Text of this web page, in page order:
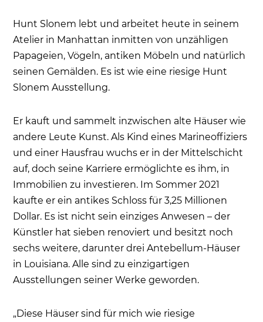
Hunt Slonem lebt und arbeitet heute in seinem
Atelier in Manhattan inmitten von unzähligen
Papageien, Vögeln, antiken Möbeln und natürlich
seinen Gemälden. Es ist wie eine riesige Hunt
Slonem Ausstellung.
Er kauft und sammelt inzwischen alte Häuser wie
andere Leute Kunst. Als Kind eines Marineoffiziers
und einer Hausfrau wuchs er in der Mittelschicht
auf, doch seine Karriere ermöglichte es ihm, in
Immobilien zu investieren. Im Sommer 2021
kaufte er ein antikes Schloss für 3,25 Millionen
Dollar. Es ist nicht sein einziges Anwesen – der
Künstler hat sieben renoviert und besitzt noch
sechs weitere, darunter drei Antebellum-Häuser
in Louisiana. Alle sind zu einzigartigen
Ausstellungen seiner Werke geworden.
„Diese Häuser sind für mich wie riesige